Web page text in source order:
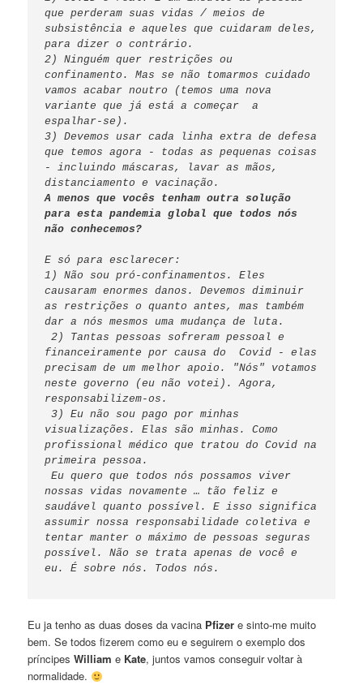
que perderam suas vidas / meios de
subsistência e aqueles que cuidaram deles,
para dizer o contrário.
2) Ninguém quer restrições ou
confinamento. Mas se não tomarmos cuidado
vamos acabar noutro (temos uma nova
variante que já está a começar  a
espalhar-se).
3) Devemos usar cada linha extra de defesa
que temos agora - todas as pequenas coisas
- incluindo máscaras, lavar as mãos,
A menos que vocês tenham outra solução
para esta pandemia global que todos nós
não conhecemos?
E só para esclarecer:
1) Não sou pró-confinamentos. Eles
causaram enormes danos. Devemos diminuir
as restrições o quanto antes, mas também
dar a nós mesmos uma mudança de luta.
2) Tantas pessoas sofreram pessoal e
financeiramente por causa do  Covid - elas
precisam de um melhor apoio. "Nós" votamos
neste governo (eu não votei). Agora,
responsabilizem-os.
3) Eu não sou pago por minhas
visualizações. Elas são minhas. Como
profissional médico que tratou do Covid na
primeira pessoa.
Eu quero que todos nós possamos viver
nossas vidas novamente … tão feliz e
saudável quanto possível. E isso significa
assumir nossa responsabilidade coletiva e
tentar manter o máximo de pessoas seguras
possível. Não se trata apenas de você e
eu. É sobre nós. Todos nós.
Eu ja tenho as duas doses da vacina Pfizer e sinto-me muito
bem. Se todos fizerem como eu e seguirem o exemplo dos
príncipesWilliam e Kate, juntos vamos conseguir voltar à
normalidade.